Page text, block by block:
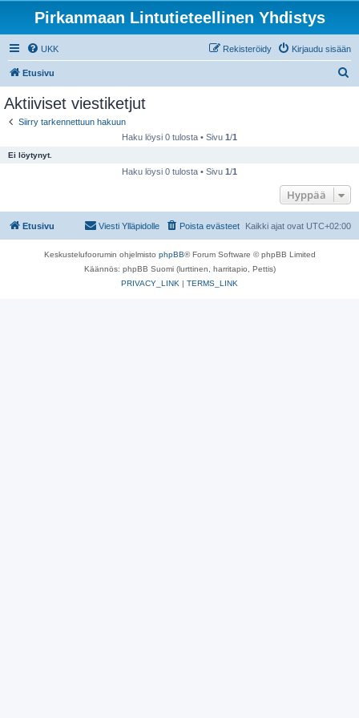
Pirkanmaan Lintutieteellinen Yhdistys
UKK Kirjaudu sisään
Rekisteröidy
Etusivu
Aktiiviset viestiketjut
Siirry tarkennettuun hakuun
Haku löysi 0 tulosta • Sivu 1/1
Ei löytynyt.
Haku löysi 0 tulosta • Sivu 1/1
Hyppää
Etusivu Kaikki ajat ovat UTC+02:00
Poista evästeet
Viesti Ylläpidolle
Keskustelufoorumin ohjelmisto phpBB® Forum Software © phpBB Limited
Käännös: phpBB Suomi (lurttinen, harritapio, Pettis)
PRIVACY_LINK | TERMS_LINK